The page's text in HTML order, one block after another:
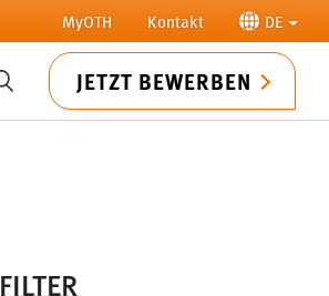
MyOTH Kontakt DE
SUCHE JETZT BEWERBEN
FILTER